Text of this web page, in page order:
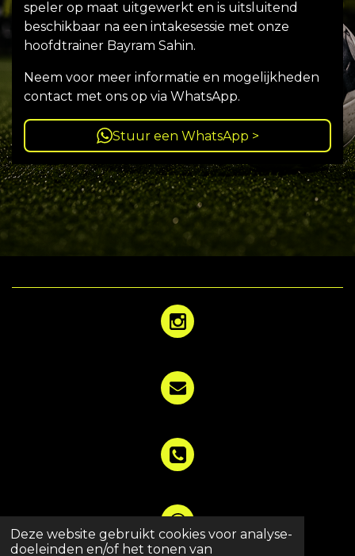
Deze website gebruikt cookies voor analyse-
doeleinden en/of het tonen van
speler op maat uitgewerkt en is uitsluitend
beschikbaar na een intakesessie met onze
hoofdtrainer Bayram Sahin.
Neem voor meer informatie en mogelijkheden
contact met ons op via WhatsApp.
Stuur een WhatsApp >
© 2022 Voetbalschool Skillmoves